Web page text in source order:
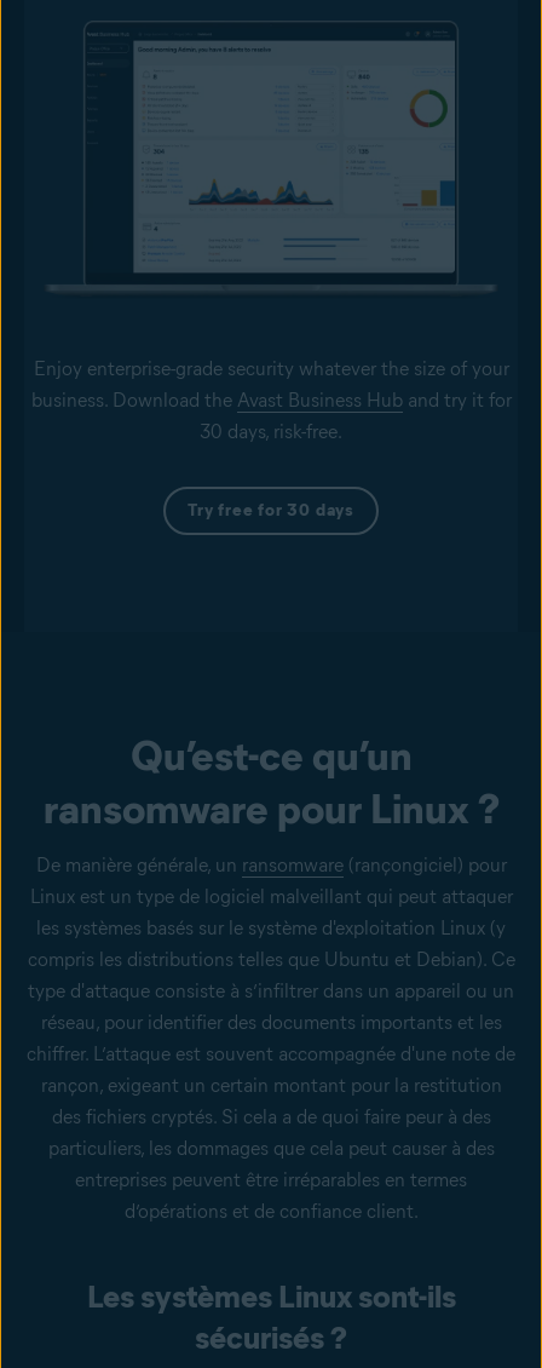
Enjoy enterprise-grade security whatever the size of your
business. Download the Avast Business Huband try it for
30 days, risk-free.
Try free for 30 days
Qu’est-ce qu’un
ransomware pour Linux ?
De manière générale, un ransomware(rançongiciel) pour
Linux est un type de logiciel malveillant qui peut attaquer
les systèmes basés sur le système d'exploitation Linux (y
compris les distributions telles que Ubuntu et Debian). Ce
type d'attaque consiste à s’infiltrer dans un appareil ou un
réseau, pour identifier des documents importants et les
chiffrer. L’attaque est souvent accompagnée d'une note de
rançon, exigeant un certain montant pour la restitution
des fichiers cryptés. Si cela a de quoi faire peur à des
particuliers, les dommages que cela peut causer à des
entreprises peuvent être irréparables en termes
d’opérations et de confiance client.
Les systèmes Linux sont-ils
sécurisés ?